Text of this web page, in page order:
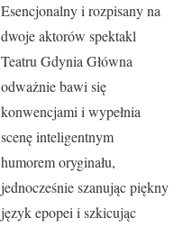
Esencjonalny i rozpisany na
dwoje aktorów spektakl
Teatru Gdynia Główna
odważnie bawi się
konwencjami i wypełnia
scenę inteligentnym
humorem oryginału,
jednocześnie szanując piękny
język epopei i szkicując